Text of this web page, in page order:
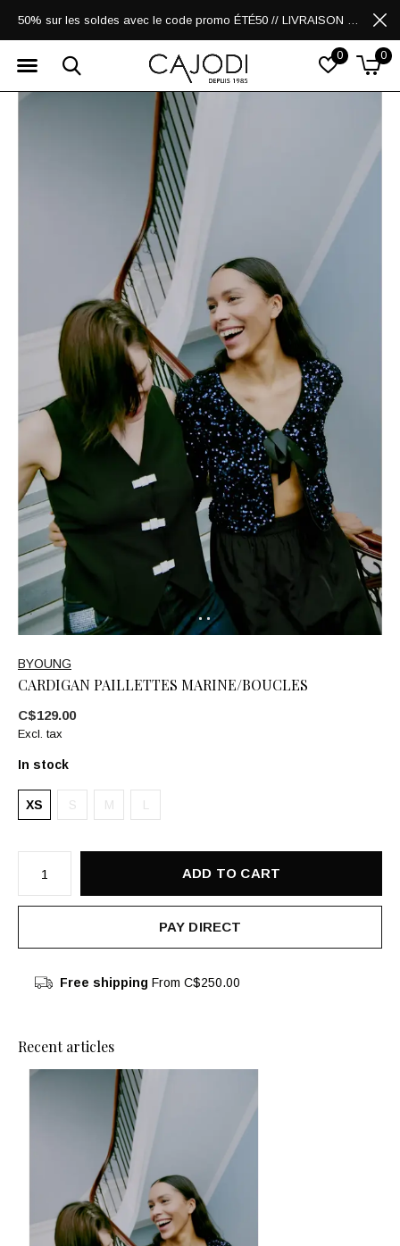
0 0
50% sur les soldes avec le code promo ÉTÉ50 // LIVRAISON GRATUITE POUR LES ACHATS DE 250$ ET PLUS
BYOUNG
CARDIGAN PAILLETTES MARINE/BOUCLES
C$129.00
Excl. tax
In stock
XS S M L
ADD TO CART
PAY DIRECT
Free shipping From C$250.00
Recent articles